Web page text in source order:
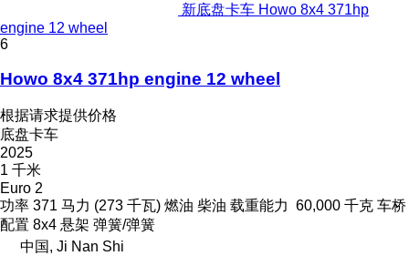
新底盘卡车 Howo 8x4 371hp
engine 12 wheel
6
Howo 8x4 371hp engine 12 wheel
根据请求提供价格
底盘卡车
2025
1 千米
Euro 2
功率 371 马力 (273 千瓦) 燃油 柴油 载重能力 60,000 千克 车桥
配置 8x4 悬架 弹簧/弹簧
中国, Ji Nan Shi